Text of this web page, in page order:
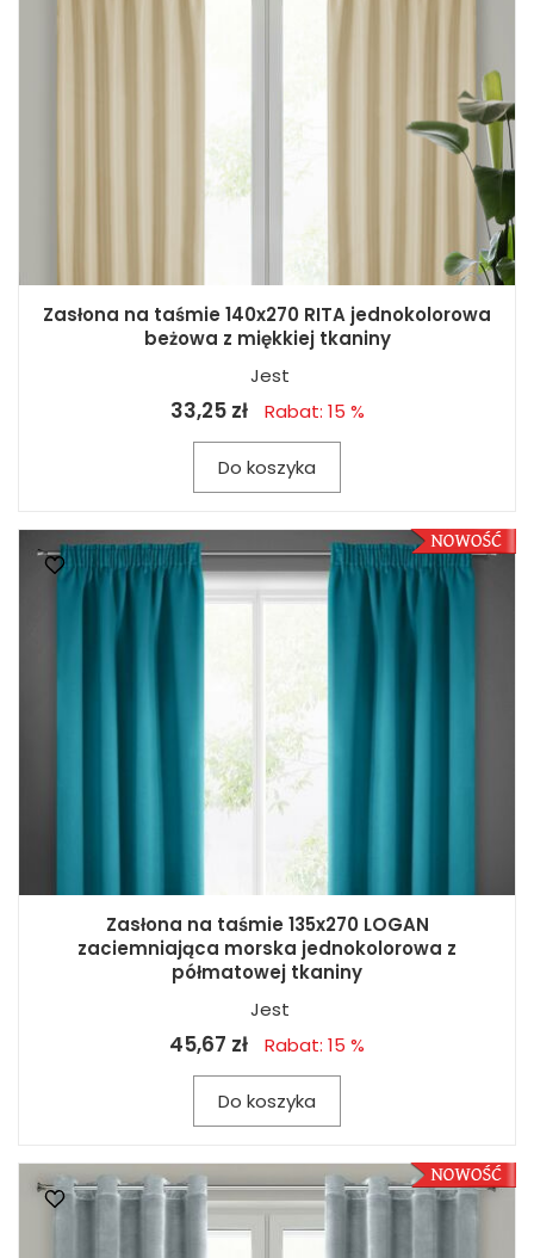
Zasłona na taśmie 140x270 RITA jednokolorowa
beżowa z miękkiej tkaniny
Jest
33,25 zł Rabat: 15 %
Do koszyka
Zasłona na taśmie 135x270 LOGAN
zaciemniająca morska jednokolorowa z
półmatowej tkaniny
Jest
45,67 zł Rabat: 15 %
Do koszyka